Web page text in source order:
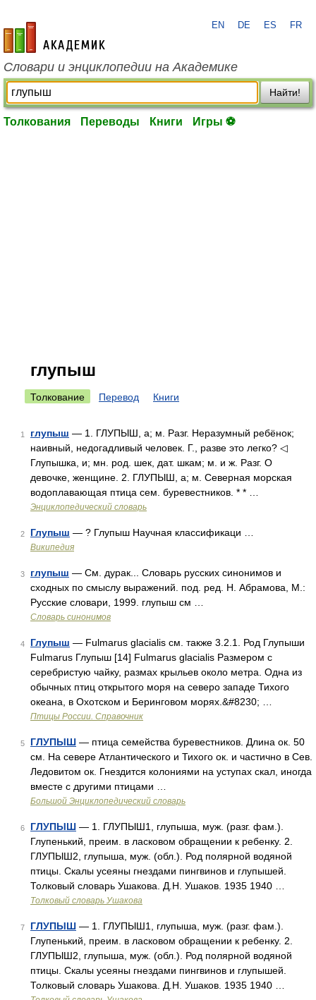
academic.ru
EN DE ES FR
Словари и энциклопедии на Академике
Найти!
Толкования Переводы Книги Игры ⚽
глупыш
Толкование Перевод Книги
1 глупыш — 1. ГЛУПЫШ, а; м. Разг. Неразумный ребёнок;
наивный, недогадливый человек. Г., разве это легко? ◁
Глупышка, и; мн. род. шек, дат. шкам; м. и ж. Разг. О
девочке, женщине. 2. ГЛУПЫШ, а; м. Северная морская
водоплавающая птица сем. буревестников. * * …
Энциклопедический словарь
2 Глупыш — ? Глупыш Научная классификаци …
Википедия
3 глупыш — См. дурак... Словарь русских синонимов и
сходных по смыслу выражений. под. ред. Н. Абрамова, М.:
Русские словари, 1999. глупыш см …
Словарь синонимов
4 Глупыш — Fulmarus glacialis см. также 3.2.1. Род Глупыши
Fulmarus Глупыш [14] Fulmarus glacialis Размером с
серебристую чайку, размах крыльев около метра. Одна из
обычных птиц открытого моря на северо западе Тихого
океана, в Охотском и Беринговом морях.&#8230; …
Птицы России. Справочник
5 ГЛУПЫШ — птица семейства буревестников. Длина ок. 50
см. На севере Атлантического и Тихого ок. и частично в Сев.
Ледовитом ок. Гнездится колониями на уступах скал, иногда
вместе с другими птицами …
Большой Энциклопедический словарь
6 ГЛУПЫШ — 1. ГЛУПЫШ1, глупыша, муж. (разг. фам.).
Глупенький, преим. в ласковом обращении к ребенку. 2.
ГЛУПЫШ2, глупыша, муж. (обл.). Род полярной водяной
птицы. Скалы усеяны гнездами пингвинов и глупышей.
Толковый словарь Ушакова. Д.Н. Ушаков. 1935 1940 …
Толковый словарь Ушакова
7 ГЛУПЫШ — 1. ГЛУПЫШ1, глупыша, муж. (разг. фам.).
Глупенький, преим. в ласковом обращении к ребенку. 2.
ГЛУПЫШ2, глупыша, муж. (обл.). Род полярной водяной
птицы. Скалы усеяны гнездами пингвинов и глупышей.
Толковый словарь Ушакова. Д.Н. Ушаков. 1935 1940 …